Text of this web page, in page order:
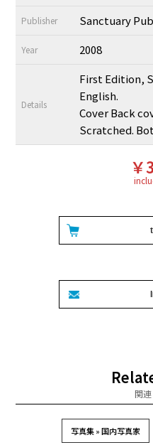
Publisher Sanctuary
Year 2008
Details
First Edition,
English.
Cover Back
Scratched.
￥
関
写真集 » 国内写真家